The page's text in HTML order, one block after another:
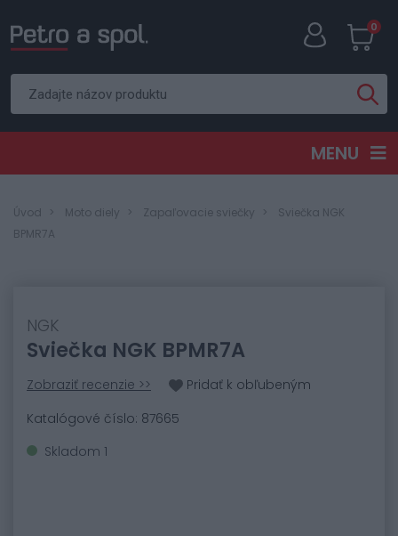
0
MENU
Úvod Moto diely Zapaľovacie sviečky
Sviečka NGK
BPMR7A
NGK
Sviečka NGK BPMR7A
Zobraziť recenzie >>
Pridať k obľubeným
Katalógové číslo: 87665
Skladom 1